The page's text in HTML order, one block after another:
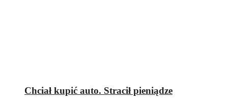
Chciał kupić auto. Stracił pieniądze